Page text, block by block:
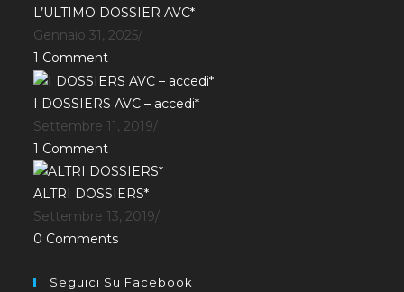
L’ULTIMO DOSSIER AVC*
Gennaio 31, 2025/
1 Comment
I DOSSIERS AVC – accedi*
Settembre 11, 2019/
1 Comment
ALTRI DOSSIERS*
Settembre 13, 2019/
0 Comments
Seguici Su Facebook